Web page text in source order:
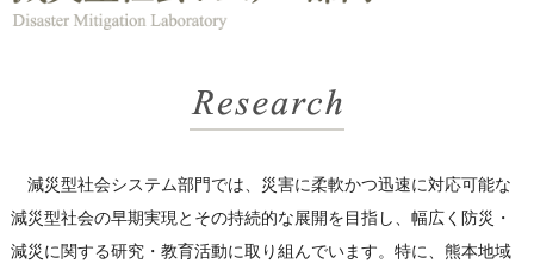
減災型社会システム部門では、災害に柔軟かつ迅速に対応可能な
減災型社会の早期実現とその持続的な展開を目指し、幅広く防災・
減災に関する研究・教育活動に取り組んでいます。特に、熊本地域